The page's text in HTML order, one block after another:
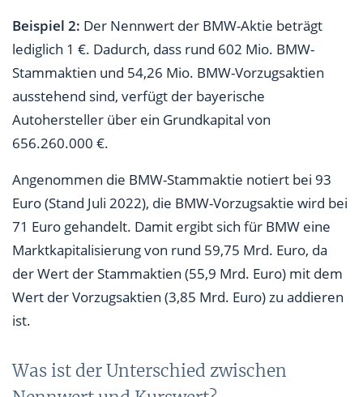
Beispiel 2: Der Nennwert der BMW-Aktie beträgt
lediglich 1 €. Dadurch, dass rund 602 Mio. BMW-
Stammaktien und 54,26 Mio. BMW-Vorzugsaktien
ausstehend sind, verfügt der bayerische
Autohersteller über ein Grundkapital von
656.260.000 €.
Angenommen die BMW-Stammaktie notiert bei 93
Euro (Stand Juli 2022), die BMW-Vorzugsaktie wird bei
71 Euro gehandelt. Damit ergibt sich für BMW eine
Marktkapitalisierung von rund 59,75 Mrd. Euro, da
der Wert der Stammaktien (55,9 Mrd. Euro) mit dem
Wert der Vorzugsaktien (3,85 Mrd. Euro) zu addieren
ist.
Was ist der Unterschied zwischen